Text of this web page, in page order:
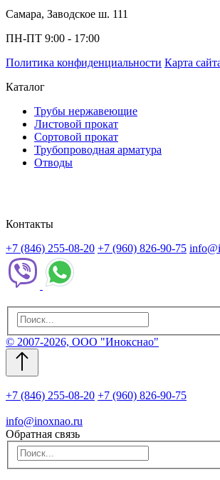
Самара, Заводское ш. 111
ПН-ПТ 9:00 - 17:00
Политика конфиденциальности Карта
Каталог
Трубы нержавеющие
Листовой прокат
Сортовой прокат
Трубопроводная арматура
Отводы
Контакты
+7 (846) 255-08-20 +7 (960) 826-90-75
© 2007-2026, ООО "Инокснао"
+7 (846) 255-08-20 +7 (960) 826-90-75
info@inoxnao.ru
Обратная связь